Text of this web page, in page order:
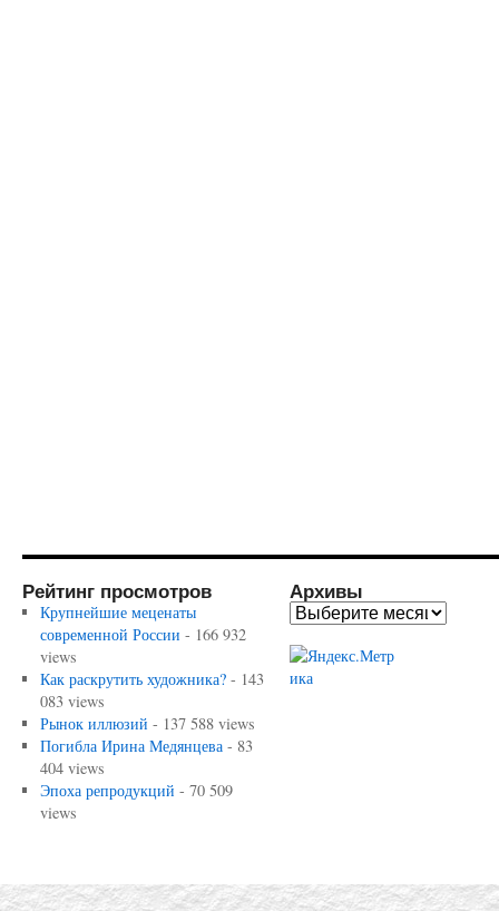
Рейтинг просмотров
Крупнейшие меценаты
современной России - 166 932
views
Как раскрутить художника?- 143
083 views
Рынок иллюзий - 137 588 views
Погибла Ирина Медянцева- 83
404 views
Эпоха репродукций - 70 509
views
Архивы